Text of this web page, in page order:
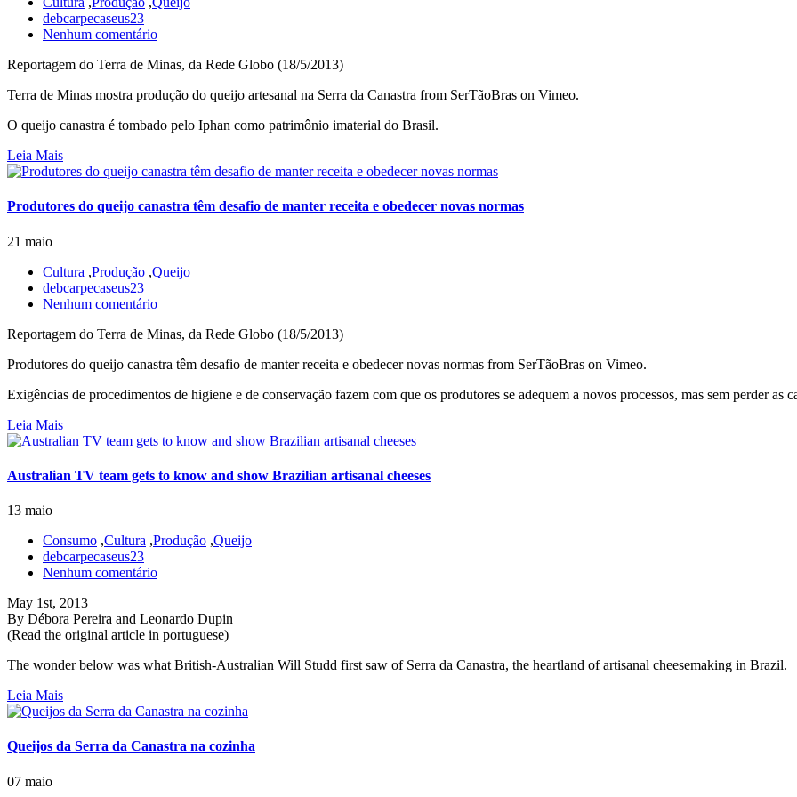
debcarpecaseus23
Nenhum comentário
Reportagem do Terra de Minas, da Rede Globo (18/5/2013)
Terra de Minas mostra produção do queijo artesanal na Serra da Canastra from SerTãoBras on Vimeo.
O queijo canastra é tombado pelo Iphan como patrimônio imaterial do Brasil.
Leia Mais
Produtores do queijo canastra têm desafio de manter receita e obedecer novas normas
21 maio
Cultura ,Produção ,Queijo
debcarpecaseus23
Nenhum comentário
Reportagem do Terra de Minas, da Rede Globo (18/5/2013)
Produtores do queijo canastra têm desafio de manter receita e obedecer novas normas from SerTãoBras on Vimeo.
Exigências de procedimentos de higiene e de conservação fazem com que os produtores se adequem a novos processos, mas sem perder as
Leia Mais
Australian TV team gets to know and show Brazilian artisanal cheeses
13 maio
Consumo ,Cultura ,Produção ,Queijo
debcarpecaseus23
Nenhum comentário
May 1st, 2013
By Débora Pereira and Leonardo Dupin
(Read the original article in portuguese)
The wonder below was what British-Australian Will Studd first saw of Serra da Canastra, the heartland of artisanal cheesemaking in Brazil.
Leia Mais
Queijos da Serra da Canastra na cozinha
07 maio